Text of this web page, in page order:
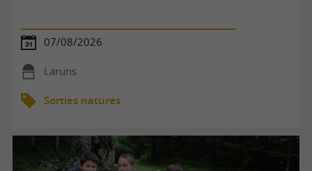
07/08/2026
Laruns
Sorties natures